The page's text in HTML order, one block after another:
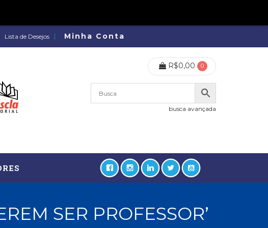
Lista de Desejos Minha Conta
R$0,00 0
busca avançada
SER PROFESSOR’